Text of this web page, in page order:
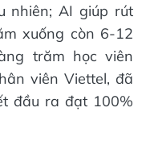
nhiên; AI giúp rút
xuống còn 6-12
trăm học viên
viên Viettel, đã
đầu ra đạt 100%